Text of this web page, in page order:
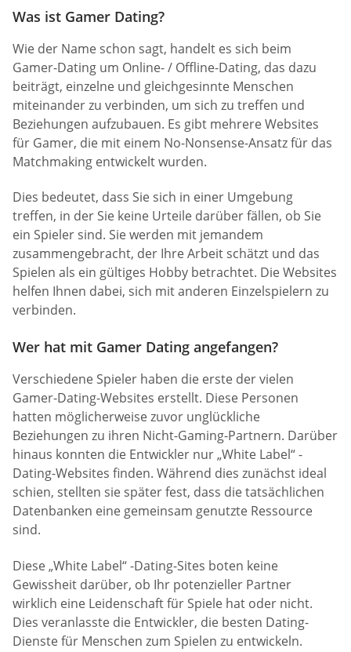
Was ist Gamer Dating?
Wie der Name schon sagt, handelt es sich beim
Gamer-Dating um Online- / Offline-Dating, das dazu
beiträgt, einzelne und gleichgesinnte Menschen
miteinander zu verbinden, um sich zu treffen und
Beziehungen aufzubauen. Es gibt mehrere Websites
für Gamer, die mit einem No-Nonsense-Ansatz für das
Matchmaking entwickelt wurden.
Dies bedeutet, dass Sie sich in einer Umgebung
treffen, in der Sie keine Urteile darüber fällen, ob Sie
ein Spieler sind. Sie werden mit jemandem
zusammengebracht, der Ihre Arbeit schätzt und das
Spielen als ein gültiges Hobby betrachtet. Die Websites
helfen Ihnen dabei, sich mit anderen Einzelspielern zu
verbinden.
Wer hat mit Gamer Dating angefangen?
Verschiedene Spieler haben die erste der vielen
Gamer-Dating-Websites erstellt. Diese Personen
hatten möglicherweise zuvor unglückliche
Beziehungen zu ihren Nicht-Gaming-Partnern. Darüber
hinaus konnten die Entwickler nur „White Label“ -
Dating-Websites finden. Während dies zunächst ideal
schien, stellten sie später fest, dass die tatsächlichen
Datenbanken eine gemeinsam genutzte Ressource
sind.
Diese „White Label“ -Dating-Sites boten keine
Gewissheit darüber, ob Ihr potenzieller Partner
wirklich eine Leidenschaft für Spiele hat oder nicht.
Dies veranlasste die Entwickler, die besten Dating-
Dienste für Menschen zum Spielen zu entwickeln.